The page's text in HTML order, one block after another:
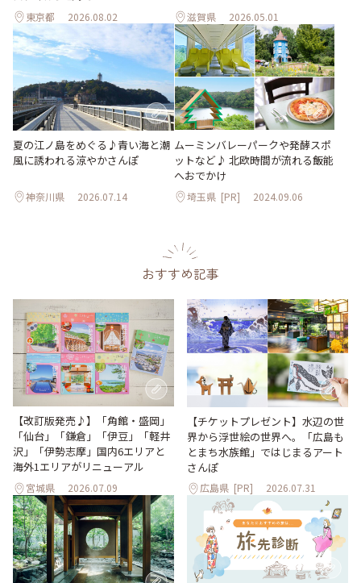
東京都 2026.08.02 滋賀県 2026.05.01
夏の江ノ島をめぐる♪青い海と潮
風に誘われる涼やかさんぽ
神奈川県 2026.07.14
ムーミンバレーパークや発酵スポ
ットなど♪ 北欧時間が流れる飯能
へおでかけ
埼玉県 [PR] 2024.09.06
おすすめ記事
【改訂版発売♪】「角館・盛岡」
「仙台」「鎌倉」「伊豆」「軽井
沢」「伊勢志摩」国内6エリアと
海外1エリアがリニューアル
宮城県 2026.07.09
【チケットプレゼント】水辺の世
界から浮世絵の世界へ。「広島も
とまち水族館」ではじまるアート
さんぽ
広島県 [PR] 2026.07.31